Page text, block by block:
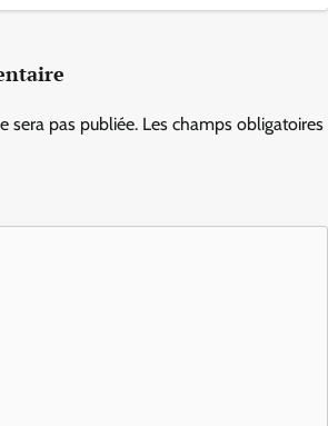
sera pas publiée. Les champs obligatoires